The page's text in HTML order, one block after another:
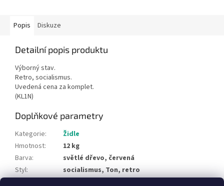
Popis Diskuze
Detailní popis produktu
Výborný stav.
Retro, socialismus.
Uvedená cena za komplet.
(KL1N)
Doplňkové parametry
Kategorie:
Židle
Hmotnost:
12 kg
Barva:
světlé dřevo, červená
Styl:
socialismus, Ton, retro